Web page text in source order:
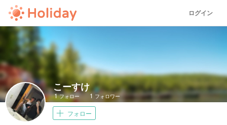
ログイン
こーすけ
1フォロー 1 フォロワー
フォロー